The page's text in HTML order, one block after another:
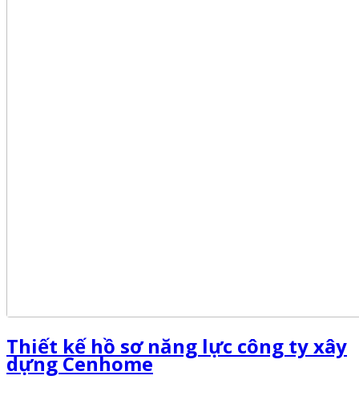
Thiết kế hồ sơ năng lực công ty xây
dựng Cenhome